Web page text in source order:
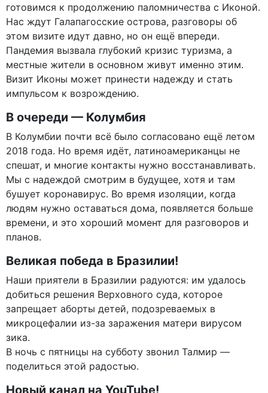
готовимся к продолжению паломничества с Иконой.
Нас ждут Галапагосские острова, разговоры об
этом визите идут давно, но он ещё впереди.
Пандемия вызвала глубокий кризис туризма, а
местные жители в основном живут именно этим.
Визит Иконы может принести надежду и стать
импульсом к возрождению.
В очереди — Колумбия
В Колумбии почти всё было согласовано ещё летом
2018 года. Но время идёт, латиноамериканцы не
спешат, и многие контакты нужно восстанавливать.
Мы с надеждой смотрим в будущее, хотя и там
бушует коронавирус. Во время изоляции, когда
людям нужно оставаться дома, появляется больше
времени, и это хороший момент для разговоров и
планов.
Великая победа в Бразилии!
Наши приятели в Бразилии радуются: им удалось
добиться решения Верховного суда, которое
запрещает аборты детей, подозреваемых в
микроцефалии из-за заражения матери вирусом
зика.
В ночь с пятницы на субботу звонил Талмир —
поделиться этой радостью.
Новый канал на YouTube!